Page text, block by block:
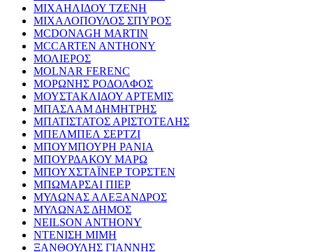
ΜΙΧΑΗΛΙΔΟΥ ΤΖΕΝΗ
ΜΙΧΑΛΟΠΟΥΛΟΣ ΣΠΥΡΟΣ
MCDONAGH MARTIN
MCCARTEN ANTHONY
ΜΟΛΙΕΡΟΣ
MOLNAR FERENC
ΜΟΡΩΝΗΣ ΡΟΔΟΛΦΟΣ
ΜΟΥΣΤΑΚΛΙΔΟΥ ΑΡΤΕΜΙΣ
ΜΠΑΣΛΑΜ ΔΗΜΗΤΡΗΣ
ΜΠΑΤΙΣΤΑΤΟΣ ΑΡΙΣΤΟΤΕΛΗΣ
ΜΠΕΛΜΠΕΛ ΣΕΡΤΖΙ
ΜΠΟΥΜΠΟΥΡΗ ΡΑΝΙΑ
ΜΠΟΥΡΔΑΚΟΥ ΜΑΡΩ
ΜΠΟΥΧΣΤΑΪΝΕΡ ΤΟΡΣΤΕΝ
ΜΠΩΜΑΡΣΑΙ ΠΙΕΡ
ΜΥΛΩΝΑΣ ΑΛΕΞΑΝΔΡΟΣ
ΜΥΛΩΝΑΣ ΔΗΜΟΣ
NEILSON ANTHONY
ΝΤΕΝΙΣΗ ΜΙΜΗ
ΞΑΝΘΟΥΛΗΣ ΓΙΑΝΝΗΣ